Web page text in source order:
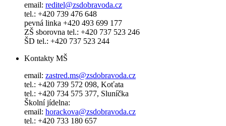
email: reditel@zsdobravoda.cz
tel.: +420 739 476 648
pevná linka +420 493 699 177
ZŠ sborovna tel.: +420 737 523 246
ŠD tel.: +420 737 523 244
Kontakty MŠ
email: zastred.ms@zsdobravoda.cz
tel.: +420 739 572 098, Koťata
tel.: +420 734 575 377, Sluníčka
Školní jídelna:
email: horackova@zsdobravoda.cz
tel.: +420 733 180 657